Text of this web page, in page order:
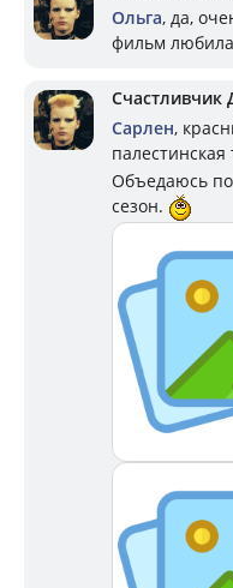
Ольга, да,
фильм
Счастливчик
Сарлен,
палестинская
Объедаюсь
сезон.